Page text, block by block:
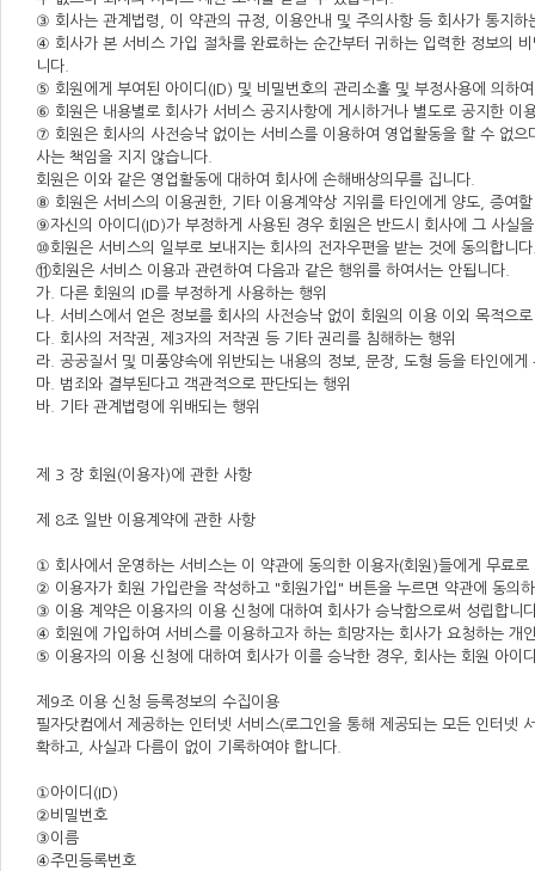
③ 회사는 관계법령, 이 약관의 규정, 이용안내 및 주의사항 등 회사가 통지
④ 회사가 본 서비스 가입 절차를 완료하는 순간부터 귀하는 입력한 정보의
니다.
⑤ 회원에게 부여된 아이디(ID) 및 비밀번호의 관리소홀 및 부정사용에 의하
⑥ 회원은 내용별로 회사가 서비스 공지사항에 게시하거나 별도로 공지한 이
⑦ 회원은 회사의 사전승낙 없이는 서비스를 이용하여 영업활동을 할 수 없
사는 책임을 지지 않습니다.
회원은 이와 같은 영업활동에 대하여 회사에 손해배상의무를 집니다.
⑧ 회원은 서비스의 이용권한, 기타 이용계약상 지위를 타인에게 양도, 증여
⑨자신의 아이디(ID)가 부정하게 사용된 경우 회원은 반드시 회사에 그 사실
⑩회원은 서비스의 일부로 보내지는 회사의 전자우편을 받는 것에 동의합니
⑪회원은 서비스 이용과 관련하여 다음과 같은 행위를 하여서는 안됩니다.
가. 다른 회원의 ID를 부정하게 사용하는 행위
나. 서비스에서 얻은 정보를 회사의 사전승낙 없이 회원의 이용 이외 목적으
다. 회사의 저작권, 제3자의 저작권 등 기타 권리를 침해하는 행위
라. 공공질서 및 미풍양속에 위반되는 내용의 정보, 문장, 도형 등을 타인에게
마. 범죄와 결부된다고 객관적으로 판단되는 행위
바. 기타 관계법령에 위배되는 행위
제 3 장 회원(이용자)에 관한 사항
제 8조 일반 이용계약에 관한 사항
① 회사에서 운영하는 서비스는 이 약관에 동의한 이용자(회원)들에게 무료로
② 이용자가 회원 가입란을 작성하고 "회원가입" 버튼을 누르면 약관에 동의
③ 이용 계약은 이용자의 이용 신청에 대하여 회사가 승낙함으로써 성립합니
④ 회원에 가입하여 서비스를 이용하고자 하는 희망자는 회사가 요청하는 개
⑤ 이용자의 이용 신청에 대하여 회사가 이를 승낙한 경우, 회사는 회원 아이
제9조 이용 신청 등록정보의 수집이용
필자닷컴에서 제공하는 인터넷 서비스(로그인을 통해 제공되는 모든 인터넷
확하고, 사실과 다름이 없이 기록하여야 합니다.
①아이디(ID)
②비밀번호
③이름
④주민등록번호